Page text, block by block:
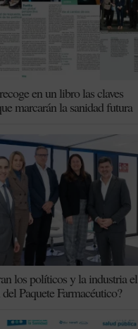
en un libro las claves
marcarán la sanidad futura
los políticos y la industria el
Paquete Farmacéutico?